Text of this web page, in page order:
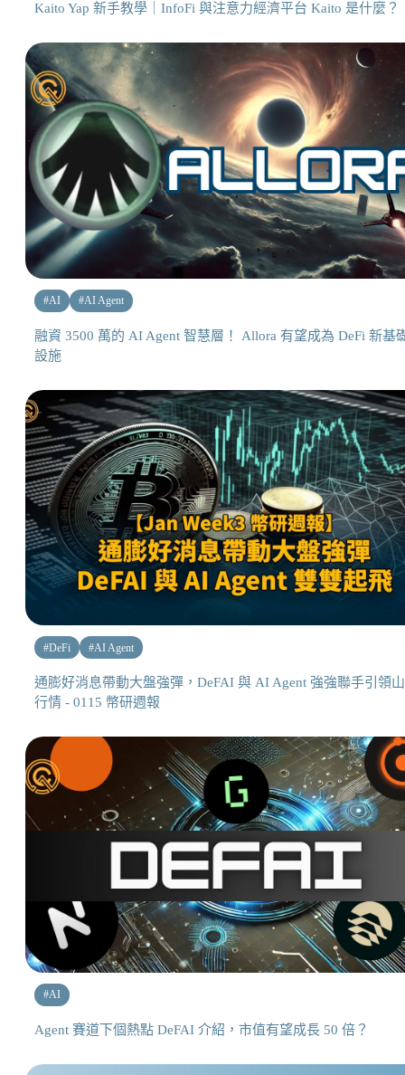
Kaito Yap 新手教學｜InfoFi 與注意力經濟平台 Kaito 是什麼？
#AI #AI Agent
融資 3500 萬的 AI Agent 智慧層！ Allora 有望成為 DeFi 新基
設施
#DeFi #AI Agent
通膨好消息帶動大盤強彈，DeFAI 與 AI Agent 強強聯手引領
行情 - 0115 幣研週報
#AI
Agent 賽道下個熱點 DeFAI 介紹，市值有望成長 50 倍？